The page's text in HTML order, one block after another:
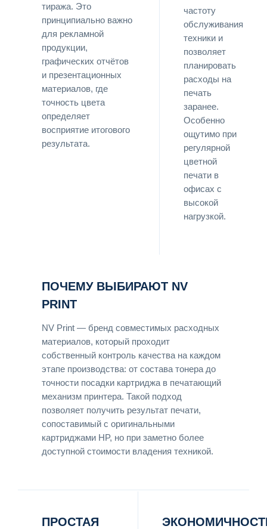
тиража. Это
принципиально важно
для рекламной
продукции,
графических отчётов
и презентационных
материалов, где
точность цвета
определяет
восприятие итогового
результата.
частоту
обслуживания
техники и
позволяет
планировать
расходы на
печать
заранее.
Особенно
ощутимо при
регулярной
цветной
печати в
офисах с
высокой
нагрузкой.
ПОЧЕМУ ВЫБИРАЮТ NV
PRINT
NV Print — бренд совместимых расходных
материалов, который проходит
собственный контроль качества на каждом
этапе производства: от состава тонера до
точности посадки картриджа в печатающий
механизм принтера. Такой подход
позволяет получить результат печати,
сопоставимый с оригинальными
картриджами HP, но при заметно более
доступной стоимости владения техникой.
ПРОСТАЯ